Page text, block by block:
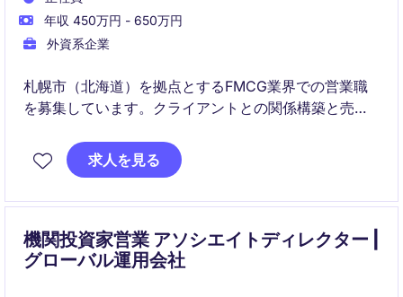
年収 450万円 - 650万円
外資系企業
札幌市（北海道）を拠点とするFMCG業界での営業職
を募集しています。クライアントとの関係構築と売上
求人を見る
機関投資家営業 アソシエイトディレクター |
グローバル運用会社